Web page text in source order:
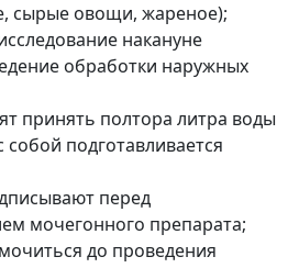
сырые овощи, жареное);
накануне
обработки наружных
принять полтора литра воды
собой подготавливается
перед
мочегонного препарата;
до проведения